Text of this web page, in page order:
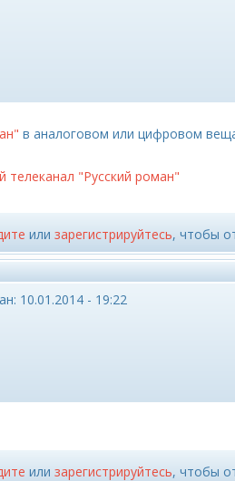
в аналоговом или цифровом
телеканал "Русский роман"
или зарегистрируйтесь, чтобы
10.01.2014 - 19:22
или зарегистрируйтесь, чтобы